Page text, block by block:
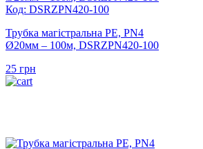
Код: DSRZPN420-100
Трубка магістральна PE, PN4
Ø20мм – 100м, DSRZPN420-100
25 грн